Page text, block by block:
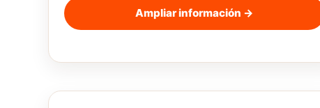
Ampliar información →